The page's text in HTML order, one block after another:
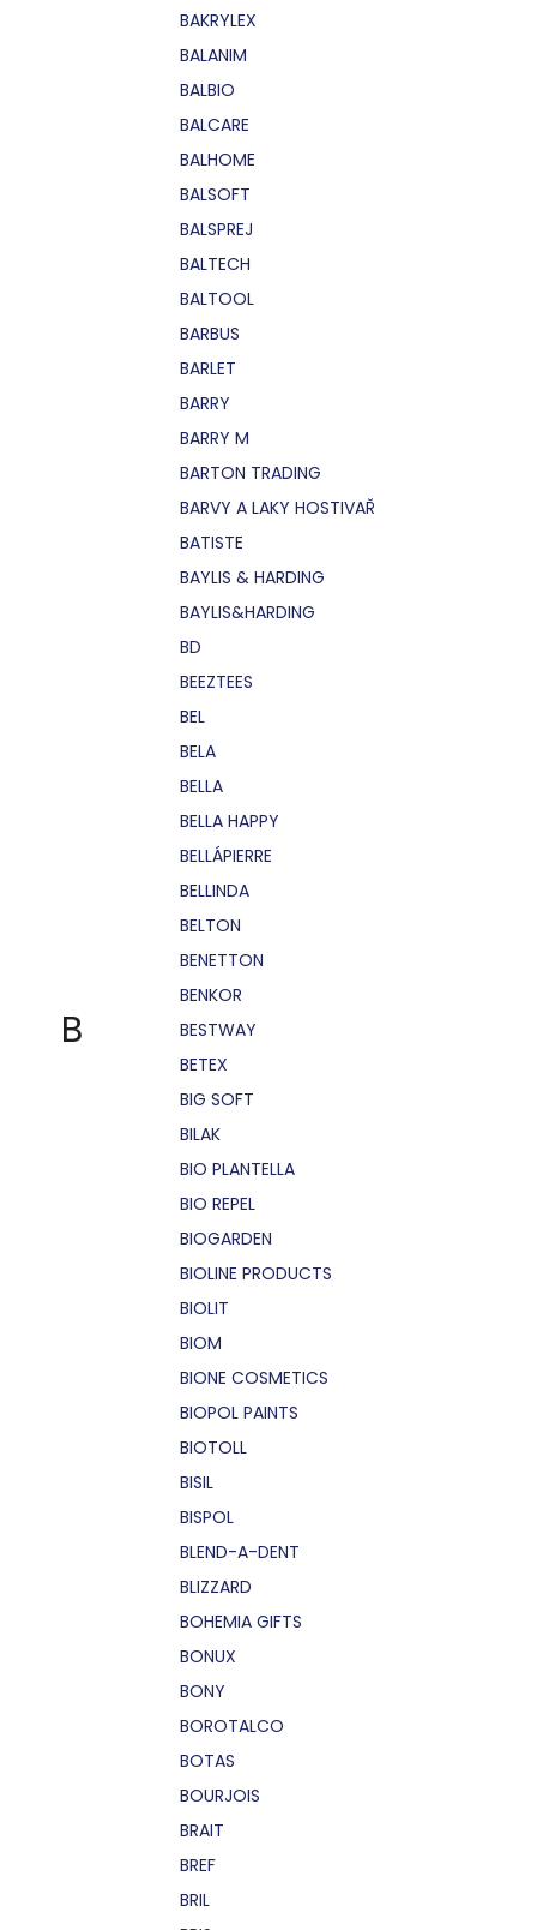
B
BAKRYLEX
BALANIM
BALBIO
BALCARE
BALHOME
BALSOFT
BALSPREJ
BALTECH
BALTOOL
BARBUS
BARLET
BARRY
BARRY M
BARTON TRADING
BARVY A LAKY HOSTIVAŘ
BATISTE
BAYLIS & HARDING
BAYLIS&HARDING
BD
BEEZTEES
BEL
BELA
BELLA
BELLA HAPPY
BELLÁPIERRE
BELLINDA
BELTON
BENETTON
BENKOR
BESTWAY
BETEX
BIG SOFT
BILAK
BIO PLANTELLA
BIO REPEL
BIOGARDEN
BIOLINE PRODUCTS
BIOLIT
BIOM
BIONE COSMETICS
BIOPOL PAINTS
BIOTOLL
BISIL
BISPOL
BLEND-A-DENT
BLIZZARD
BOHEMIA GIFTS
BONUX
BONY
BOROTALCO
BOTAS
BOURJOIS
BRAIT
BREF
BRIL